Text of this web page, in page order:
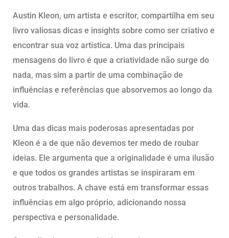
Austin Kleon, um artista e escritor, compartilha em seu
livro valiosas dicas e insights sobre como ser criativo e
encontrar sua voz artística. Uma das principais
mensagens do livro é que a criatividade não surge do
nada, mas sim a partir de uma combinação de
influências e referências que absorvemos ao longo da
vida.
Uma das dicas mais poderosas apresentadas por
Kleon é a de que não devemos ter medo de roubar
ideias. Ele argumenta que a originalidade é uma ilusão
e que todos os grandes artistas se inspiraram em
outros trabalhos. A chave está em transformar essas
influências em algo próprio, adicionando nossa
perspectiva e personalidade.